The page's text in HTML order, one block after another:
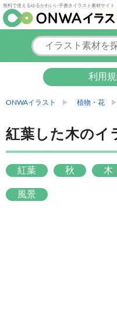
無料で使えるゆるかわいい手書きイラスト素材サイト
利用
ONWAイラスト 植物・花
紅葉した木のイ
紅葉 秋 木
風景